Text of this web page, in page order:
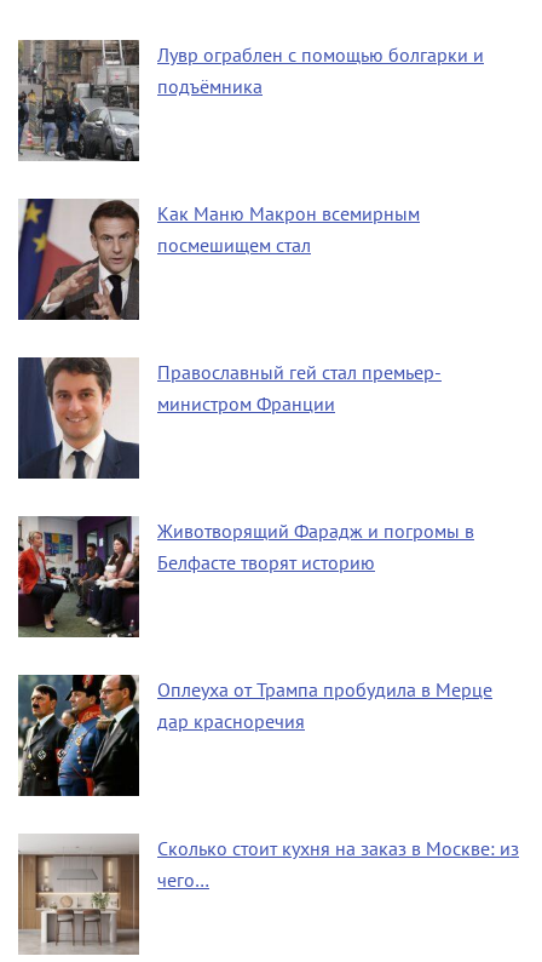
Лувр ограблен с помощью болгарки и
подъёмника
Как Маню Макрон всемирным
посмешищем стал
Православный гей стал премьер-
министром Франции
Животворящий Фарадж и погромы в
Белфасте творят историю
Оплеуха от Трампа пробудила в Мерце
дар красноречия
Сколько стоит кухня на заказ в Москве: из
чего…